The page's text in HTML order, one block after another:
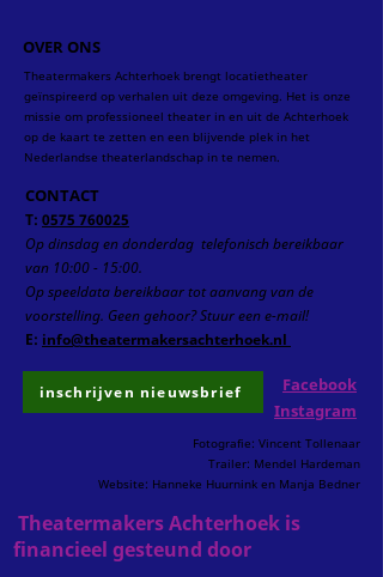
OVER ONS
Theatermakers Achterhoek brengt locatietheater
geïnspireerd op verhalen uit deze omgeving. Het is onze
missie om professioneel theater in en uit de Achterhoek
op de kaart te zetten en een blijvende plek in het
Nederlandse theaterlandschap in te nemen.
CONTACT
T: 0575 760025
Op dinsdag en donderdag telefonischbereikbaar
van 10:00 - 15:00.
Op speeldata bereikbaar tot aanvang van de
voorstelling. Geen gehoor? Stuur een e-mail!
E: info@theatermakersachterhoek.nl
Facebook
Instagram
inschrijven nieuwsbrief
Fotografie: Vincent Tollenaar
Trailer: Mendel Hardeman
Website: Hanneke Huurnink en Manja Bedner
Theatermakers Achterhoek is
financieel gesteund door